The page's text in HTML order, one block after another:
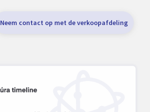
Neem contact op met de verkoopafdeling